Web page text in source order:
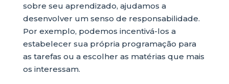
sobre seu aprendizado, ajudamos a
desenvolver um senso de responsabilidade.
Por exemplo, podemos incentivá-los a
estabelecer sua própria programação para
as tarefas ou a escolher as matérias que mais
os interessam.